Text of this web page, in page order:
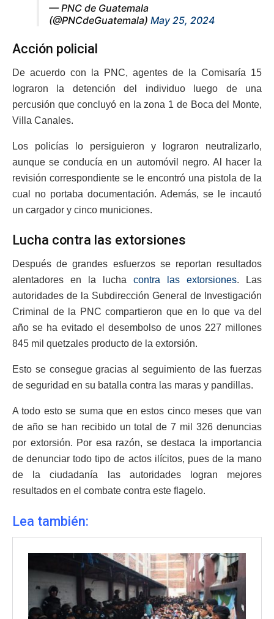
— PNC de Guatemala
(@PNCdeGuatemala) May 25, 2024
Acción policial
De acuerdo con la PNC, agentes de la Comisaría 15
lograron la detención del individuo luego de una
percusión que concluyó en la zona 1 de Boca del Monte,
Villa Canales.
Los policías lo persiguieron y lograron neutralizarlo,
aunque se conducía en un automóvil negro. Al hacer la
revisión correspondiente se le encontró una pistola de la
cual no portaba documentación. Además, se le incautó
un cargador y cinco municiones.
Lucha contra las extorsiones
Después de grandes esfuerzos se reportan resultados
alentadores en la lucha contra las extorsiones. Las
autoridades de la Subdirección General de Investigación
Criminal de la PNC compartieron que en lo que va del
año se ha evitado el desembolso de unos 227 millones
845 mil quetzales producto de la extorsión.
Esto se consegue gracias al seguimiento de las fuerzas
de seguridad en su batalla contra las maras y pandillas.
A todo esto se suma que en estos cinco meses que van
de año se han recibido un total de 7 mil 326 denuncias
por extorsión. Por esa razón, se destaca la importancia
de denunciar todo tipo de actos ilícitos, pues de la mano
de la ciudadanía las autoridades logran mejores
resultados en el combate contra este flagelo.
Lea también: